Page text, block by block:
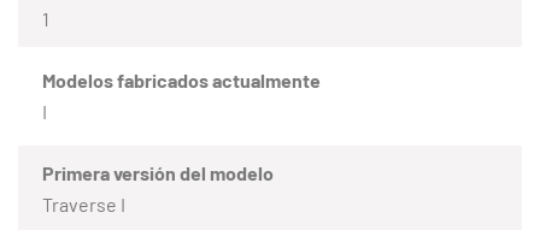
1
Modelos fabricados actualmente
I
Primera versión del modelo
Traverse I